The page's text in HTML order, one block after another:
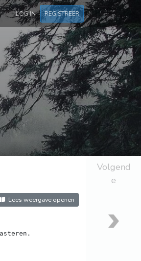
LOG IN REGISTREER
Lees weergave openen
Volgend
e